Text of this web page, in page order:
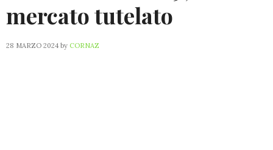
mercato tutelato
28 MARZO 2024 by CORNAZ